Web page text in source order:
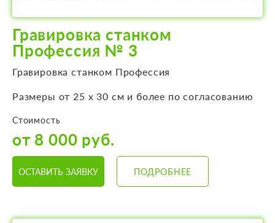
Гравировка станком
Профессия № 3
Гравировка станком Профессия
Размеры от 25 х 30 см и более по согласованию
Стоимость
от 8 000 руб.
ОСТАВИТЬ ЗАЯВКУ ПОДРОБНЕЕ